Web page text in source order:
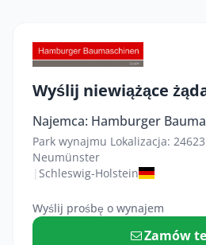
Wyślij niewiążące
Najemca: Hamburger
Park wynajmu Lokalizacja:
Neumünster
| Schleswig-Holstein
Wyślij prośbę o wynajem
Zamów